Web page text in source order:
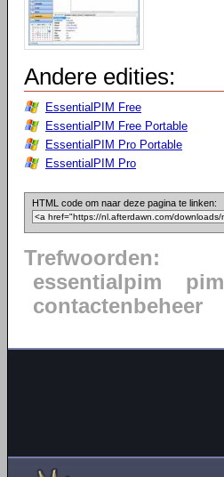
Andere edities:
EssentialPIM Free
EssentialPIM Free Portable
EssentialPIM Pro Portable
EssentialPIM Pro
HTML code om naar deze pagina te linken:
Trefwoorden:
essentialpim
pim
contactenbeheer